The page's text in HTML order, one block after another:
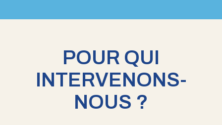
POUR QUI
INTERVENONS-
NOUS ?